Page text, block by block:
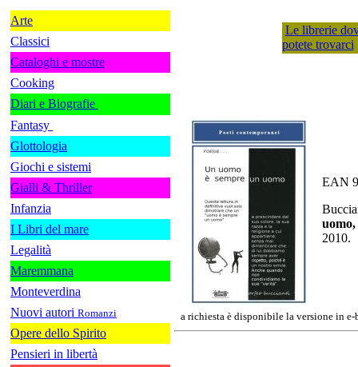
Arte
Classici
Cataloghi e mostre
Cooking
Diari e Biografie
Fantasy
Glottologia
Giochi e sistemi
Gialli & Thriller
Infanzia
I Libri del mare
Legalità
Maremmana
Monteverdina
Nuovi autori Romanzi
Opere dello Spirito
Pensieri in libertà
Le librerie
potete trovarci
EAN
uomo,
2010.
a richiesta è disponibile la versione in